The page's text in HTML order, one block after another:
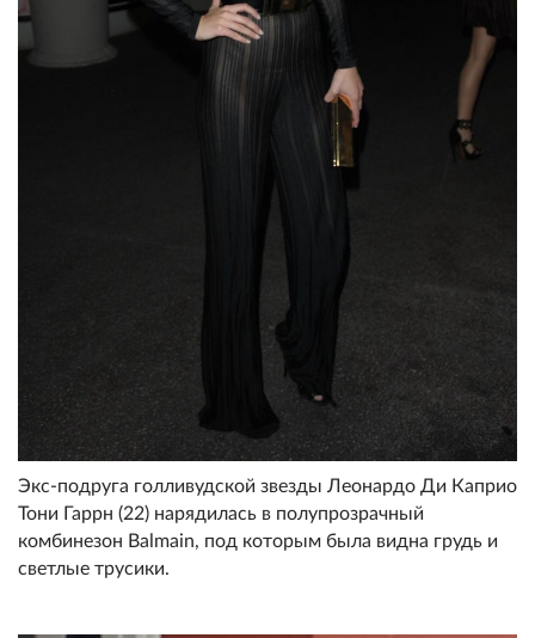
Экс-подруга голливудской звезды Леонардо Ди Каприо
Тони Гаррн (22) нарядилась в полупрозрачный
комбинезон Balmain, под которым была видна грудь и
светлые трусики.